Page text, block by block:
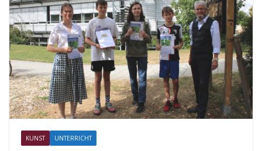
KUNST UNTERRICHT